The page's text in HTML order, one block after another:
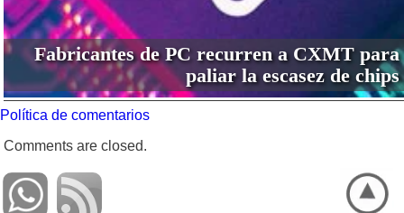
Fabricantes de PC recurren a CXMT para
paliar la escasez de chips
Política de comentarios
Comments are closed.